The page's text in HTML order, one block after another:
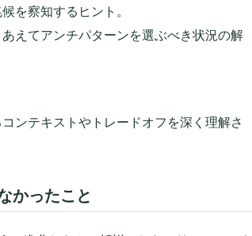
を察知するヒント。
えてアンチパターンを選ぶべき状況の解
ンテキストやトレードオフを深く理解さ
かったこと